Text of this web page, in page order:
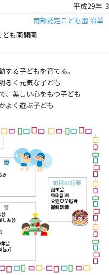
平成29年
南部認定こども園 沿革
も園開園
る子どもを育てる。
く元気な子ども
心をもつ子ども
ぶ子ども